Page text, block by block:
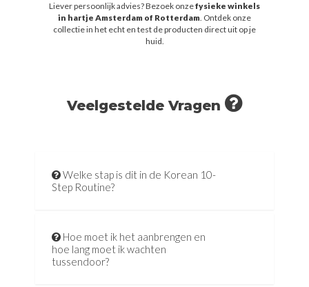
Liever persoonlijk advies? Bezoek onzefysieke winkels
in hartje Amsterdam of Rotterdam. Ontdek onze
collectie in het echt en test de producten direct uit op je
huid.
Veelgestelde Vragen
Welke stap is dit in de Korean 10-
Step Routine?
Hoe moet ik het aanbrengen en
hoe lang moet ik wachten
tussendoor?